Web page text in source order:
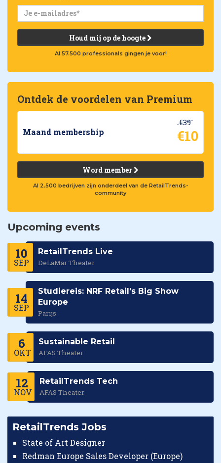
Houd mij op de hoogte
Al 57.500 professionals gingen je voor!
Ontdek de voordelen van Premium
Maand membership
€39
€10
Word member
Al 2.500 bedrijven zijn onderdeel van de RetailTrends-
community
Upcoming events
10
SEP
RetailTrends Live
DeLaMar Theater
14
SEP
Studiereis: NRF Retail's Big Show
Europe
Parijs
6
OKT
Sustainable Retail
AFAS Theater
12
NOV
RetailTrends Tech
AFAS Theater
RetailTrends Jobs
State of Art Designer
Redman Europe Sales Developer (Europe)